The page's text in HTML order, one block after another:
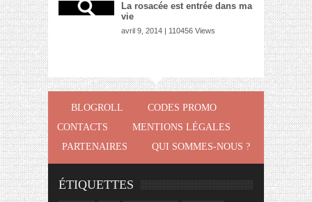
La rosacée est entrée dans ma
vie
avril 9, 2014 | 110456 Views
BLOGROLL
CODES PROMO
CONTACTS
MENTIONS LÉGALES
PARTENAIRES
QUI SOMMES-NOUS ?
ÉTIQUETTES